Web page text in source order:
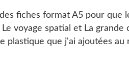
fiches format A5 pour que
voyage spatial et La grande
plastique que j'ai ajoutées au